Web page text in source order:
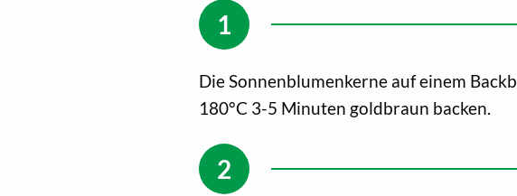
Die Sonnenblumenkerne auf einem
180°C 3-5 Minuten goldbraun backen.